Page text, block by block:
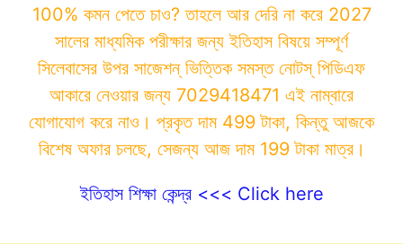
100% কমন পেতে চাও? তাহলে আর দেরি না করে 2027
সালের মাধ্যমিক পরীক্ষার জন্য ইতিহাস বিষয়ে সম্পূর্ণ
সিলেবাসের উপর সাজেশন্ ভিত্তিক সমস্ত নোটস্ পিডিএফ
আকারে নেওয়ার জন্য 7029418471 এই নাম্বারে
যোগাযোগ করে নাও। প্রকৃত দাম 499 টাকা, কিন্তু আজকে
বিশেষ অফার চলছে, সেজন্য আজ দাম 199 টাকা মাত্র।
ইতিহাস শিক্ষা কেন্দ্র <<< Click here